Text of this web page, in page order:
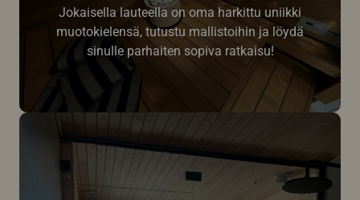
Jokaisella lauteella on oma harkittu uniikki
muotokielensä, tutustu mallistoihin ja löydä
sinulle parhaiten sopiva ratkaisu!